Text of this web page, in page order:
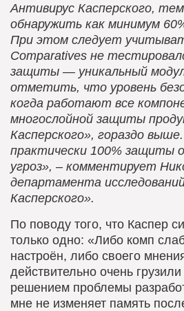
Антивирус Касперского,
обнаружить как минимум
При этом следует
Comparatives не
защиты — уникальный
отметить, что уровень
когда работают все
многослойной защиты
Касперского», гораздо
практически 100% защиты
угроз», – комментирует
департамента
Касперского».
По поводу того, что Каспер
только одно: «Либо комп
настроён, либо своего
действительно очень
решением проблемы
мне не изменяет память